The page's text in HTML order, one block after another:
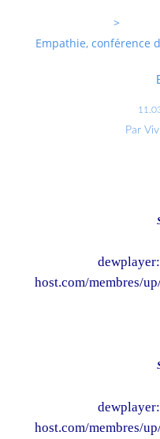
>
Empathie, conférence
Par
host.com/membres/
host.com/membres/